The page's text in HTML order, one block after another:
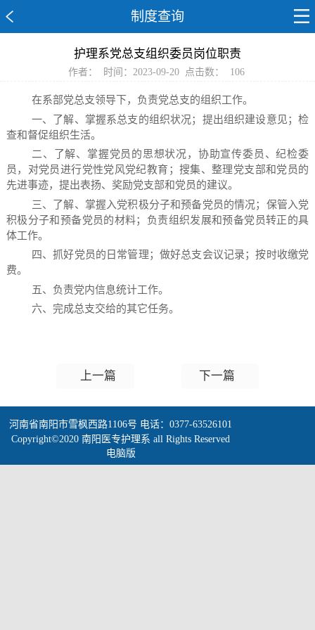
制度查询
护理系党总支组织委员岗位职责
作者： 时间：2023-09-20 点击数： 106
在系部党总支领导下，负责党总支的组织工作。
一、了解、掌握系总支的组织状况；提出组织建设意见；检
查和督促组织生活。
二、了解、掌握党员的思想状况，协助宣传委员、纪检委
员，对党员进行党性党风党纪教育；搜集、整理党支部和党员的
先进事迹，提出表扬、奖励党支部和党员的建议。
三、了解、掌握入党积极分子和预备党员的情况；保管入党
积极分子和预备党员的材料；负责组织发展和预备党员转正的具
体工作。
四、抓好党员的日常管理；做好总支会议记录；按时收缴党
费。
五、负责党内信息统计工作。
六、完成总支交给的其它任务。
上一篇 下一篇
河南省南阳市雪枫西路1106号 电话：0377-63526101
Copyright©2020 南阳医专护理系 all Rights Reserved
电脑版